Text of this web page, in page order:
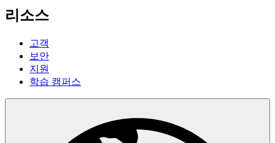
리소스
고객
보안
지원
학습 캠퍼스